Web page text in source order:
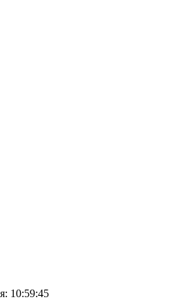
10:59:45